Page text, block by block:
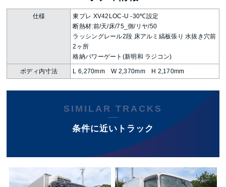
仕様
東プレ XV42LOC-U -30℃設定
断熱材:前/天/床/75_側/リヤ/50
ラッシングレール2段 床アルミ縞板張り 水抜き穴前
2ヶ所
格納パワーゲート(新明和 ラジコン)
ボディ内寸法 L 6,270mm W 2,370mm H 2,170mm
SIMILAR TRACKS
条件に近いトラック